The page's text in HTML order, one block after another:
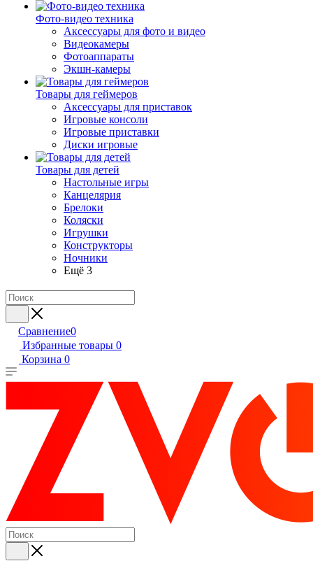
Фото-видео техника
Аксессуары для фото и видео
Видеокамеры
Фотоаппараты
Экшн-камеры
Товары для геймеров
Аксессуары для приставок
Игровые консоли
Игровые приставки
Диски игровые
Товары для детей
Настольные игры
Канцелярия
Брелоки
Коляски
Игрушки
Конструкторы
Ночники
Ещё 3
Сравнение0
Избранные товары 0
Корзина 0